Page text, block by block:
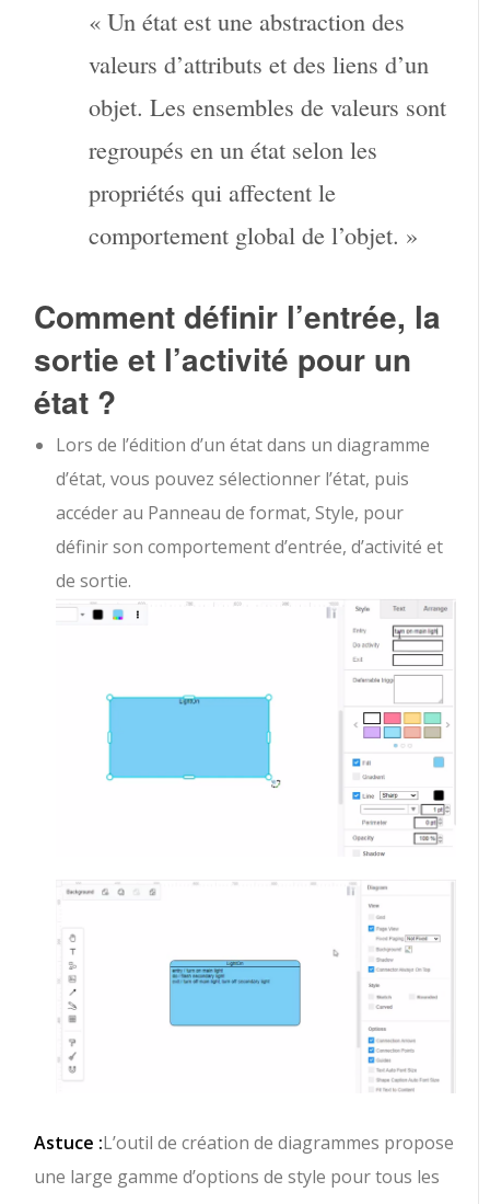
« Un état est une abstraction des
valeurs d’attributs et des liens d’un
objet. Les ensembles de valeurs sont
regroupés en un état selon les
propriétés qui affectent le
comportement global de l’objet. »
Comment définir l’entrée, la
sortie et l’activité pour un
état ?
Lors de l’édition d’un état dans un diagramme
d’état, vous pouvez sélectionner l’état, puis
accéder au Panneau de format, Style, pour
définir son comportement d’entrée, d’activité et
de sortie.
Astuce :L’outil de création de diagrammes propose
une large gamme d’options de style pour tous les